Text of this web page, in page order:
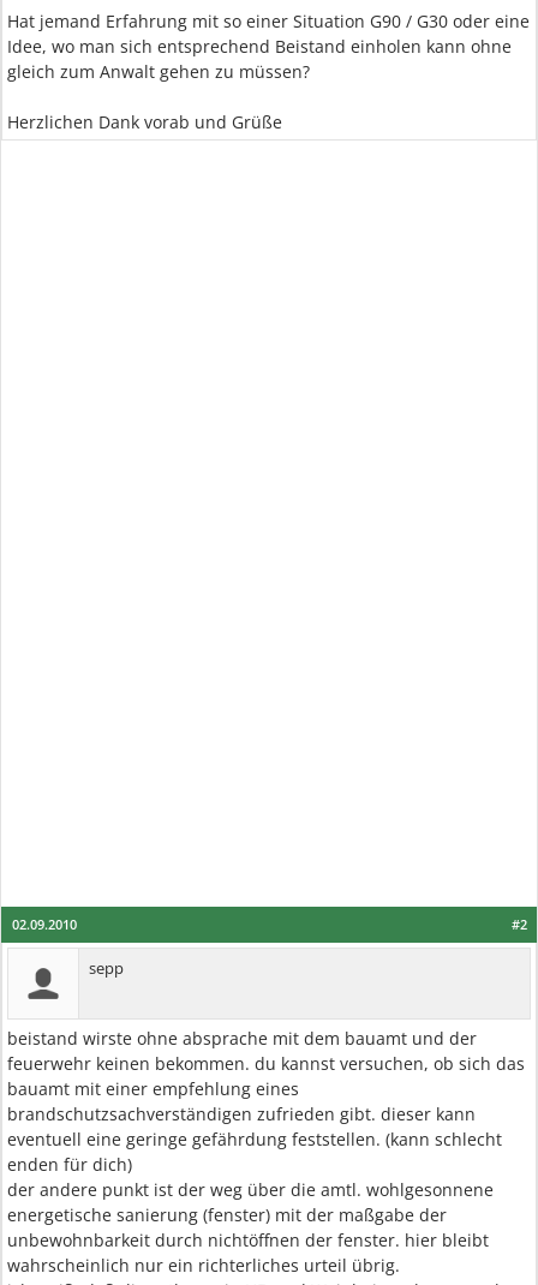
Hat jemand Erfahrung mit so einer Situation G90 / G30 oder eine
Idee, wo man sich entsprechend Beistand einholen kann ohne
gleich zum Anwalt gehen zu müssen?
Herzlichen Dank vorab und Grüße
#2
02.09.2010
sepp
beistand wirste ohne absprache mit dem bauamt und der
feuerwehr keinen bekommen. du kannst versuchen, ob sich das
bauamt mit einer empfehlung eines
brandschutzsachverständigen zufrieden gibt. dieser kann
eventuell eine geringe gefährdung feststellen. (kann schlecht
enden für dich)
der andere punkt ist der weg über die amtl. wohlgesonnene
energetische sanierung (fenster) mit der maßgabe der
unbewohnbarkeit durch nichtöffnen der fenster. hier bleibt
wahrscheinlich nur ein richterliches urteil übrig.